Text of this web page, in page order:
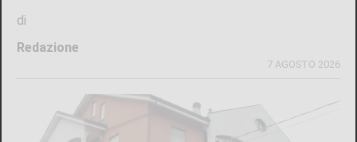
di
Redazione
7 AGOSTO 2026